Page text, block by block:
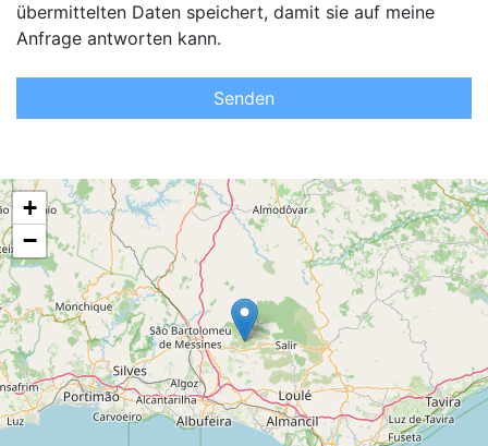
übermittelten Daten speichert, damit sie auf meine
Anfrage antworten kann.
Senden
+
−